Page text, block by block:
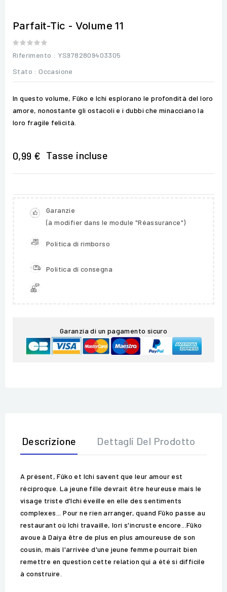
Parfait-Tic - Volume 11
Riferimento : YS9782809403305
Stato : Occasione
In questo volume, Fûko e Ichi esplorano le profondità del loro
amore, nonostante gli ostacoli e i dubbi che minacciano la
loro fragile felicità.
0,99 € Tasse incluse
Garanzie
(à modifier dans le module "Réassurance")
Politica di rimborso
Politica di consegna
Garanzia di un pagamento sicuro
Descrizione Dettagli Del Prodotto
A présent, Fûko et Ichi savent que leur amour est
réciproque. La jeune fille devrait être heureuse mais le
visage triste d'Ichi éveille en elle des sentiments
complexes... Pour ne rien arranger, quand Fûko passe au
restaurant où Ichi travaille, Iori s'incruste encore...Fûko
avoue à Daiya être de plus en plus amoureuse de son
cousin, mais l'arrivée d'une jeune femme pourrait bien
remettre en question cette relation qui a été si difficile
à construire.